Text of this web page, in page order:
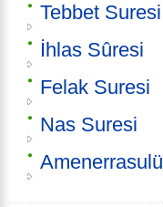
Tebbet Suresi
İhlas Sûresi
Felak Suresi
Nas Suresi
Amenerrasulü